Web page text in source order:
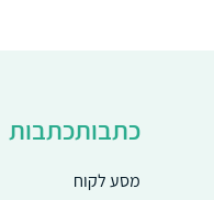
כתבותכתבות
מסע לקוח